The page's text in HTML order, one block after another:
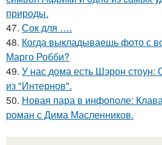
природы.
47. Сок для ….
48. Когда выкладываешь фото с
Марго Робби?
49. У нас дома есть Шэрон стоун:
из "Интернов".
50. Новая пара в инфополе:
роман с Дима Масленников.